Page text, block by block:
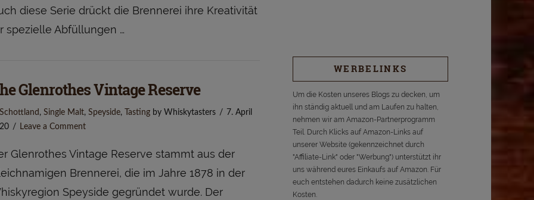
diese Serie drückt die Brennerei ihre Kreativität
spezielle Abfüllungen …
Glenrothes Vintage Reserve
Schottland , Single Malt, Speyside, Tastingby Whiskytasters
7. April
Leave a Comment
Glenrothes Vintage Reserve stammt aus der
Brennerei, die im Jahre 1878 in der
Speyside gegründet wurde. Der
WERBELINKS
Um die Kosten unseres Blogs zu decken, um
ihn ständig aktuell und am Laufen zu halten,
nehmen wir am Amazon-Partnerprogramm
Teil. Durch Klicks auf Amazon-Links auf
unserer Website (gekennzeichnet durch
"Affiliate-Link" oder "Werbung") unterstützt ihr
uns während eures Einkaufs auf Amazon. Für
euch entstehen dadurch keine zusätzlichen
Kosten.